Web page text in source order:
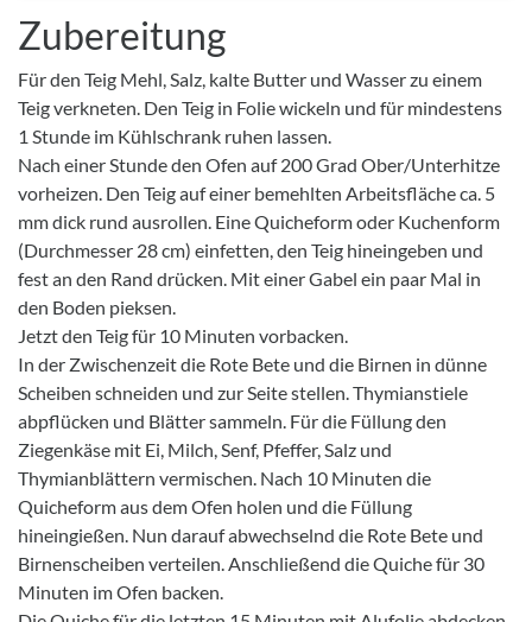
Zubereitung
Für den Teig Mehl, Salz, kalte Butter und Wasser zu einem
Teig verkneten. Den Teig in Folie wickeln und für mindestens
1 Stunde im Kühlschrank ruhen lassen.
Nach einer Stunde den Ofen auf 200 Grad Ober/Unterhitze
vorheizen. Den Teig auf einer bemehlten Arbeitsfläche ca. 5
mm dick rund ausrollen. Eine Quicheform oder Kuchenform
(Durchmesser 28 cm) einfetten, den Teig hineingeben und
fest an den Rand drücken. Mit einer Gabel ein paar Mal in
den Boden pieksen.
Jetzt den Teig für 10 Minuten vorbacken.
In der Zwischenzeit die Rote Bete und die Birnen in dünne
Scheiben schneiden und zur Seite stellen. Thymianstiele
abpflücken und Blätter sammeln. Für die Füllung den
Ziegenkäse mit Ei, Milch, Senf, Pfeffer, Salz und
Thymianblättern vermischen. Nach 10 Minuten die
Quicheform aus dem Ofen holen und die Füllung
hineingießen. Nun darauf abwechselnd die Rote Bete und
Birnenscheiben verteilen. Anschließend die Quiche für 30
Minuten im Ofen backen.